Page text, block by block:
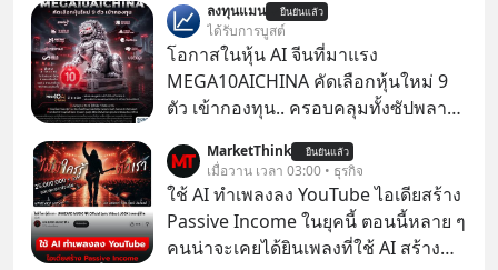
เปลี่ยนสี” McConaughey ดาราดาวรุ่ง
ในยุคหนึ่ง เคยปฏิเสธเงินค่าตัวหนังรอม
คอมที่สูงถึง 14.5 ล้านดอลลาร์ (หรือ
ราว 500 ล้านบาท) เพียงเพราะเขาไม่
อยากขังตัวเองไว้ในกล่องเดิมๆ ผลที่
ตามมาคือ โทรศัพท์ของเขากลายเป็น
ความเงียบสนิทนานถึง 14 เดือนเต็ม แต่
ความเงียบและ "ไฟแดง" ในวันนั้นกลับ
กลายเป็นการถอยหลังเพื่อตั้งหลัก จนส่ง
ให้เขาก้าวขึ้นไปยืนถือรางวัลออสการ์
ลงทุนแมน ยืนยันแล้ว
ได้รับการบูสต์
โอกาสในหุ้น AI จีนที่มาแรง
MEGA10AICHINA คัดเลือกหุ้นใหม่ 9
ตัว เข้ากองทุน.. ครอบคลุมทั้งซัปพลาย
โปรโมชัน ลด 50% ค่าธรรมเนียมซื้อ |
ยอด 2 ล้านบาทขึ้นไป ฟรีค่าธรรมเนียม
ซื้อ
MarketThink ยืนยันแล้ว
เมื่อวาน เวลา 03:00 • ธุรกิจ
ใช้ AI ทำเพลงลง YouTube ไอเดียสร้าง
Passive Income ในยุคนี้ ตอนนี้หลาย ๆ
คนน่าจะเคยได้ยินเพลงที่ใช้ AI สร้าง